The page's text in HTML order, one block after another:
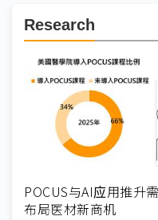
Research
POCUS与AI应用推
布局医材新商机